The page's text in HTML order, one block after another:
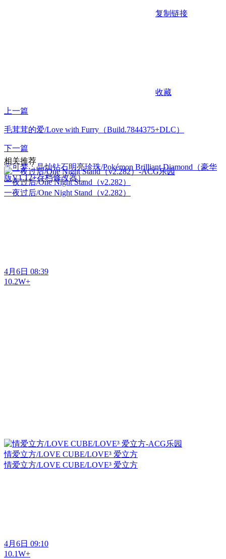
复制链接
收藏
上一篇
毛茸茸的爱/Love with Furry（Build.7844375+DLC）
下一篇
宝可梦：晶灿钻石明亮珍珠/Pokémon Brilliant Diamond（豪华
版V1.12+存档修改器）
相关推荐
一夜过后/One Night Stand（v2.282）
一夜过后/One Night Stand（v2.282）
4月6日 08:39
10.2W+
情爱立方/LOVE CUBE/LOVE³ 爱立方
情爱立方/LOVE CUBE/LOVE³ 爱立方
4月6日 09:10
10.1W+